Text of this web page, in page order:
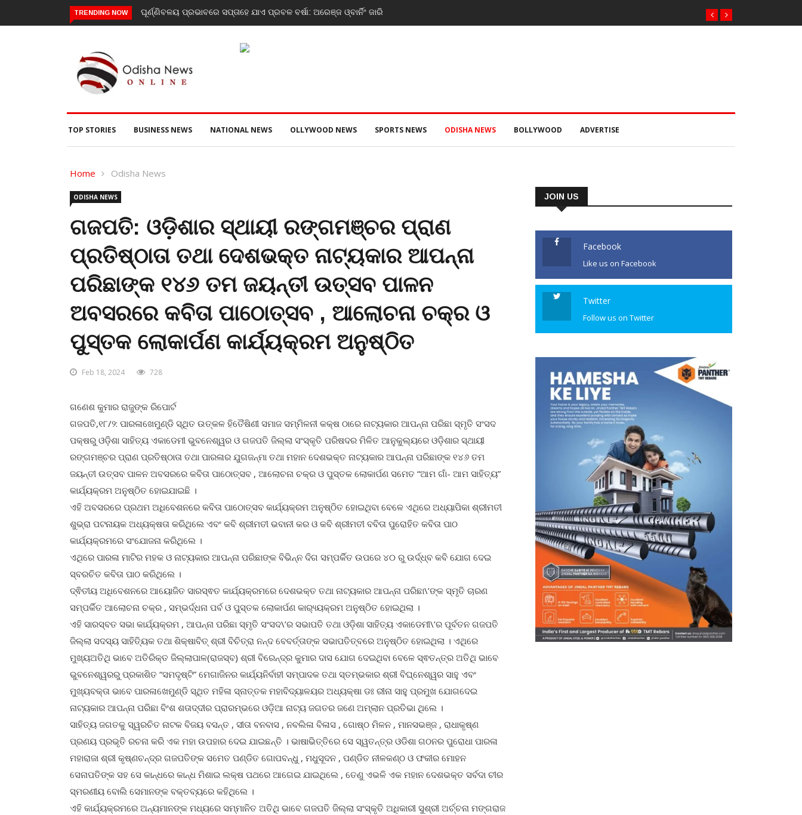
TRENDING NOW
ସପ୍ତାହେ ଯାଏ ପ୍ରବଳ ବର୍ଷା: ଅରେଞ୍ଜ ଓ୍ବାର୍ନିଂ ଜାରିସ୍ୱାଧୀନତା କପ ଫୁଟବଲ ଚମ୍ପିୟାନସିପ ରେ ବାଲିଗୁଡା ଓ ସିପାଞ୍ଜିରୀ ଦଳ
ବିଜୟୀ
TOP STORIES BUSINESS NEWS NATIONAL NEWS OLLYWOOD NEWS SPORTS NEWS ODISHA NEWS BOLLYWOOD ADVERTISE
Home Odisha News
ODISHA NEWS
ଗଜପତି: ଓଡ଼ିଶାର ସ୍ଥାୟୀ ରଙ୍ଗମଞ୍ଚର ପ୍ରାଣ
ପ୍ରତିଷ୍ଠାତା ତଥା ଦେଶଭକ୍ତ ନାଟ୍ୟକାର ଆପନ୍ନା
ପରିଛାଙ୍କ ୧୪୬ ତମ ଜୟନ୍ତୀ ଉତ୍ସବ ପାଳନ
ଅବସରରେ କବିତା ପାଠୋତ୍ସବ , ଆଲୋଚନା ଚକ୍ର ଓ
ପୁସ୍ତକ ଲୋକାର୍ପଣ କାର୍ଯ୍ୟକ୍ରମ ଅନୁଷ୍ଠିତ
Feb 18, 2024 728
ଗଣେଶ କୁମାର ରାଜୁଙ୍କ ରିପୋର୍ଟ
ଗଜପତି,୧୮/୨: ପାରଳାଖେମୁଣ୍ଡି ସ୍ଥିତ ଉତ୍କଳ ହିତୈଷିଣୀ ସମାଜ ସମ୍ମିଳନୀ କକ୍ଷ ଠାରେ ନାଟ୍ୟକାର ଆପନ୍ନା ପରିଛା ସ୍ମୃତି ସଂସଦ
ପକ୍ଷରୁ ଓଡ଼ିଶା ସାହିତ୍ୟ ଏକାଡେମୀ ଭୁବନେଶ୍ୱର ଓ ଗଜପତି ଜିଲ୍ଲା ସଂସ୍କୃତି ପରିଷଦର ମିଳିତ ଆନୁକୁଲ୍ୟରେ ଓଡ଼ିଶାର ସ୍ଥାୟୀ
ରଙ୍ଗମଞ୍ଚର ପ୍ରାଣ ପ୍ରତିଷ୍ଠାତା ତଥା ପାରଳାର ଯୁଗଜନ୍ମା ତଥା ମହାନ ଦେଶଭକ୍ତ ନାଟ୍ୟକାର ଆପନ୍ନା ପରିଛାଙ୍କ ୧୪୬ ତମ
ଜୟନ୍ତୀ ଉତ୍ସବ ପାଳନ ଅବସରରେ କବିତା ପାଠୋତ୍ସବ , ଆଲୋଚନା ଚକ୍ର ଓ ପୁସ୍ତକ ଲୋକାର୍ପଣ ସମେତ “ଆମ ଗାଁ- ଆମ ସାହିତ୍ୟ”
କାର୍ଯ୍ୟକ୍ରମ ଅନୁଷ୍ଠିତ ହୋଇଯାଇଛି ।
ଏହି ଅବସରରେ ପ୍ରଥମ ଅଧିବେଶନରେ କବିତା ପାଠୋତ୍ସବ କାର୍ଯ୍ୟକ୍ରମ ଅନୁଷ୍ଠିତ ହୋଇଥିବା ବେଳେ ଏଥିରେ ଅଧ୍ୟାପିକା ଶ୍ରୀମତୀ
ଶୁଭ୍ରା ପଟନାୟକ ଅଧ୍ୟକ୍ଷତା କରିଥିଲେ ଏବଂ କବି ଶ୍ରୀମତୀ ଭବାନୀ କର ଓ କବି ଶ୍ରୀମତୀ ବବିତା ପୁରୋହିତ କବିତା ପାଠ
କାର୍ଯ୍ୟକ୍ରମରେ ସଂଯୋଜନା କରିଥିଲେ ।
ଏଥିରେ ପାରଳା ମାଟିର ମହକ ଓ ନାଟ୍ୟକାର ଆପନ୍ନା ପରିଛାଙ୍କ ବିଭିନ୍ନ ଦିଗ ସମ୍ପର୍କିତ ଉପରେ ୪୦ ରୁ ଉର୍ଦ୍ଧ୍ବ କବି ଯୋଗ ଦେଇ
ସ୍ବରଚିତ କବିତା ପାଠ କରିଥିଲେ ।
ଦ୍ଵିତୀୟ ଅଧିବେଶନରେ ଆୟୋଜିତ ସାରସ୍ଵତ କାର୍ଯ୍ୟକ୍ରମରେ ଦେଶଭକ୍ତ ତଥା ନାଟ୍ୟକାର ଆପନ୍ନା ପରିଛା\’ଙ୍କ ସ୍ମୃତି ଚାରଣ
ସମ୍ପର୍କିତ ଆଲୋଚନା ଚକ୍ର , ସମ୍ଭର୍ଦ୍ଧନା ପର୍ବ ଓ ପୁସ୍ତକ ଲୋକାର୍ପଣ କାର‌୍ୟ୍ୟକ୍ରମ ଅନୁଷ୍ଠିତ ହୋଇଥିଲା ।
ଏହି ସାରସ୍ବତ ସଭା କାର୍ଯ୍ୟକ୍ରମ , ଆପନ୍ନା ପରିଛା ସ୍ମୃତି ସଂସଦ\’ର ସଭାପତି ତଥା ଓଡ଼ିଶା ସାହିତ୍ୟ ଏକାଡେମୀ\’ର ପୂର୍ବତନ ଗଜପତି
ଜିଲ୍ଲା ସଦସ୍ୟ ସାହିତ୍ୟିକ ତଥା ଶିକ୍ଷାବିତ୍ ଶ୍ରୀ ବିଚିତ୍ରା ନନ୍ଦ ବେବର୍ତ୍ତାଙ୍କ ସଭାପତିତ୍ବରେ ଅନୁଷ୍ଠିତ ହୋଇଥିଲା । ଏଥିରେ
ମୁଖ୍ୟଅତିଥି ଭାବେ ଅତିରିକ୍ତ ଜିଲ୍ଲାପାଳ(ରାଜସ୍ବ) ଶ୍ରୀ ବିରେନ୍ଦ୍ର କୁମାର ଦାସ ଯୋଗ ଦେଇଥିବା ବେଳେ ସ୍ଵତନ୍ତ୍ର ଅତିଥି ଭାବେ
ଭୁବନେଶ୍ୱରରୁ ପ୍ରକାଶିତ “ସମଦୃଷ୍ଟି” ମେଗାଜିନର କାର୍ଯ୍ୟନିର୍ବାହୀ ସମ୍ପାଦକ ତଥା ସ୍ତମ୍ଭକାର ଶ୍ରୀ ବିଘ୍ନେଶ୍ୱର ସାହୁ ଏବଂ
ମୁଖ୍ୟବକ୍ତା ଭାବେ ପାରଳାଖେମୁଣ୍ଡି ସ୍ଥିତ ମହିଳା ସ୍ନାତ୍ତକ ମହାବିଦ୍ୟାଳୟର ଅଧ୍ୟକ୍ଷା ଡଃ ରୀନା ସାହୁ ପ୍ରମୁଖ ଯୋଗଦେଇ
ନାଟ୍ୟକାର ଆପନ୍ନା ପରିଛା ବିଂଶ ଶତାଦ୍ଦୀର ପ୍ରାରମ୍ଭରେ ଓଡ଼ିଆ ନାଟ୍ୟ ଜଗତର ଜଣେ ଅମ୍ଲାନ ପ୍ରତିଭା ଥିଲେ ।
ସାହିତ୍ୟ ଜଗତକୁ ସ୍ୱରଚିତ ନାଟକ ବିଜୟ ବସନ୍ତ , ସୀତା ବନବାସ , ନବଲିଳା ବିଳାସ , ଗୋଷ୍ଠ ମିଳନ , ମାନସଭଞ୍ଜ , ରାଧାକୃଷ୍ଣ
ପ୍ରଣୟ ପ୍ରଭୃତି ରଚନା କରି ଏକ ମହା ଉପହାର ଦେଇ ଯାଇଛନ୍ତି । ଭାଷାଭିତ୍ତିରେ ସେ ସ୍ୱତନ୍ତ୍ର ଓଡିଶା ଗଠନର ପୁରୋଧା ପାରଳା
ମହାରାଜା ଶ୍ରୀ କୃଷ୍ଣଚନ୍ଦ୍ର ଗଜପତିଙ୍କ ସମେତ ପଣ୍ଡିତ ଗୋପବନ୍ଧୁ , ମଧୁସୂଦନ , ପଣ୍ଡିତ ନୀଳକଣ୍ଠ ଓ ଫକୀର ମୋହନ
ସେନାପତିଙ୍କ ସହ ସେ କାନ୍ଧରେ କାନ୍ଧ ମିଶାଇ ଲକ୍ଷ ପଥରେ ଆଗେଇ ଯାଇଥିଲେ , ତେଣୁ ଏଭଳି ଏକ ମହାନ ଦେଶଭକ୍ତ ସର୍ବଦା ଚୀର
ସ୍ମରଣୀୟ ବୋଲି ସେମାନଙ୍କ ବକ୍ତବ୍ୟରେ କହିଥିଲେ ।
ଏହି କାର୍ଯ୍ୟକ୍ରମରେ ଅନ୍ୟମାନଙ୍କ ମଧ୍ୟରେ ସମ୍ମାନିତ ଅତିଥି ଭାବେ ଗଜପତି ଜିଲ୍ଲା ସଂସ୍କୃତି ଅଧିକାରୀ ସୁଶ୍ରୀ ଅର୍ଚ୍ଚନା ମଙ୍ଗରାଜ
JOIN US
Facebook
Like us on Facebook
Twitter
Follow us on Twitter